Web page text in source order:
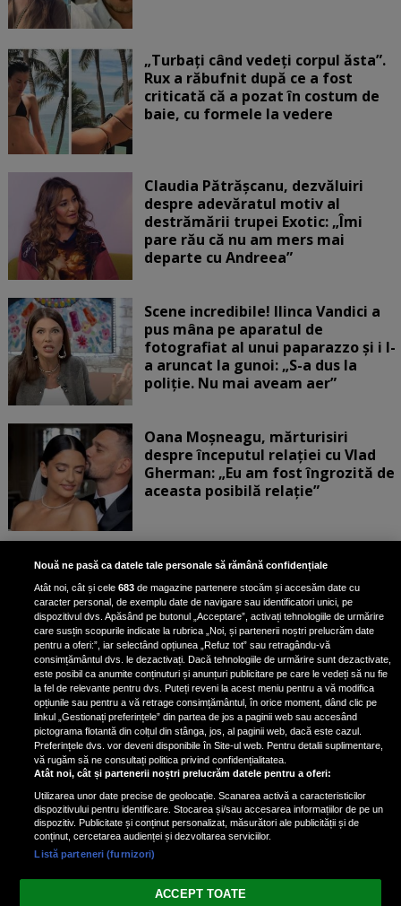
„Turbați când vedeți corpul ăsta”.
Rux a răbufnit după ce a fost
criticată că a pozat în costum de
baie, cu formele la vedere
Claudia Pătrășcanu, dezvăluiri
despre adevăratul motiv al
destrămării trupei Exotic: „Îmi
pare rău că nu am mers mai
departe cu Andreea”
Scene incredibile! Ilinca Vandici a
pus mâna pe aparatul de
fotografiat al unui paparazzo și i l-
a aruncat la gunoi: „S-a dus la
poliție. Nu mai aveam aer”
Oana Moșneagu, mărturisiri
despre începutul relației cu Vlad
Gherman: „Eu am fost îngrozită de
aceasta posibilă relație”
Unde locuiesc Alberto Guță și
iubita lui, după ce au plecat din
casa Narcisei Balaban: „Noi
suntem într-o casă cu două-trei
etaje”
Oana Roman, achiziție după
achiziție. Suma exorbitantă pe
care a scos-o din buzunar pentru o
pereche de ochelari de soare și un
parfum
Nouă ne pasă ca datele tale personale să rămână confidențiale
Atât noi, cât și cele683 de magazine partenere stocăm și accesăm date cu
caracter personal, de exemplu date de navigare sau identificatori unici, pe
dispozitivul dvs. Apăsând pe butonul „Acceptare”, activați tehnologiile de urmărire
care susțin scopurile indicate la rubrica „Noi, și partenerii noștri prelucrăm date
pentru a oferi:”, iar selectând opțiunea „Refuz tot” sau retragându-vă
consimțământul dvs. le dezactivați. Dacă tehnologiile de urmărire sunt dezactivate,
este posibil ca anumite conținuturi și anunțuri publicitare pe care le vedeți să nu fie
la fel de relevante pentru dvs. Puteți reveni la acest meniu pentru a vă modifica
opțiunile sau pentru a vă retrage consimțământul, în orice moment, dând clic pe
linkul „Gestionați preferințele” din partea de jos a paginii web sau accesând
pictograma flotantă din colțul din stânga, jos, al paginii web, dacă este cazul.
Preferințele dvs. vor deveni disponibile în Site-ul web. Pentru detalii suplimentare,
vă rugăm să ne consultați politica privind confidențialitatea.
Atât noi, cât și partenerii noștri prelucrăm datele pentru a oferi:
Utilizarea unor date precise de geolocație. Scanarea activă a caracteristicilor
dispozitivului pentru identificare. Stocarea și/sau accesarea informațiilor de pe un
dispozitiv. Publicitate și conținut personalizat, măsurători ale publicității și de
conținut, cercetarea audienței și dezvoltarea serviciilor.
Listă parteneri (furnizori)
ACCEPT TOATE